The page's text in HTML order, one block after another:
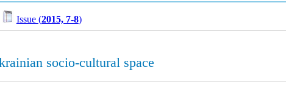
Issue (2015, 7-8)
socio-cultural space